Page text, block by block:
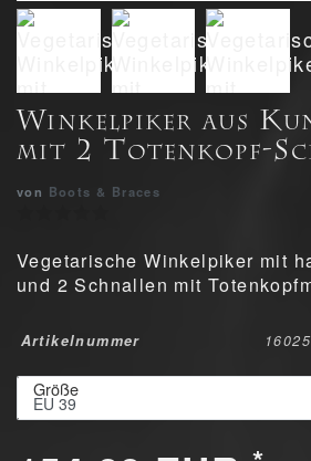
Winkelpiker aus
mit 2 Totenkopf-
von Boots & Braces
Vegetarische Winkelpiker mit
und 2 Schnallen mit
Artikelnummer 16025
Größe